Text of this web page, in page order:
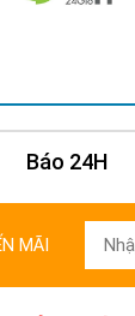
Báo 24H
MÃI